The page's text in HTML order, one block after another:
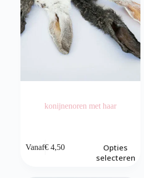
konijnenoren met haar
Vanaf€ 4,50
Opties
selecteren
product